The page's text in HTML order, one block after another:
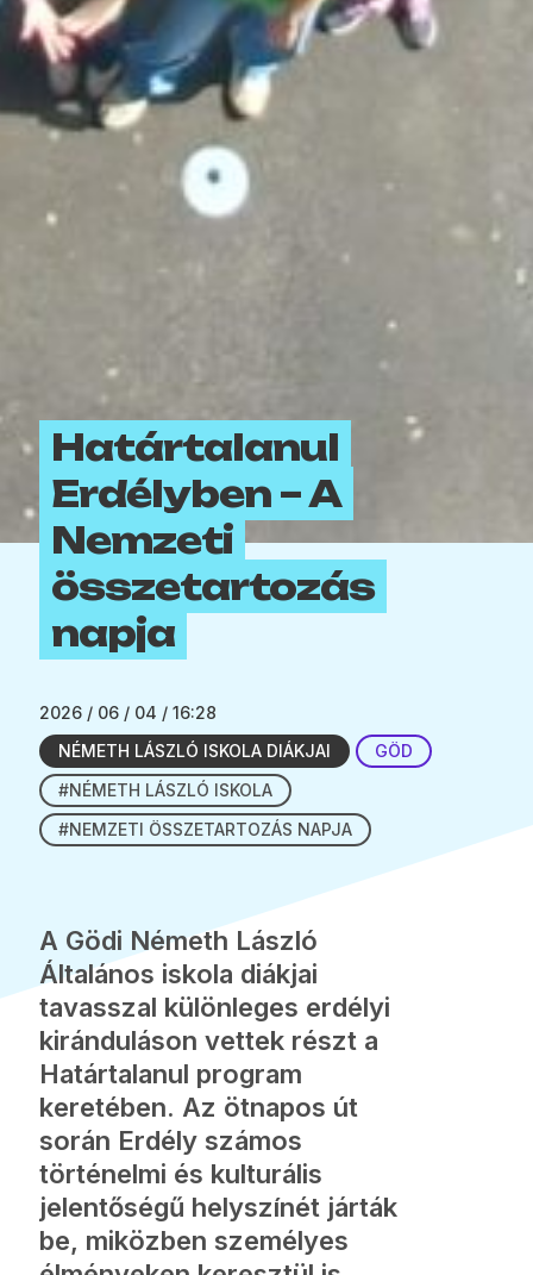
Határtalanul
Erdélyben – A
Nemzeti
összetartozás
napja
2026 / 06 / 04 / 16:28
NÉMETH LÁSZLÓ ISKOLA DIÁKJAI
GÖD
#NÉMETH LÁSZLÓ ISKOLA
#NEMZETI ÖSSZETARTOZÁS NAPJA
A Gödi Németh László
Általános iskola diákjai
tavasszal különleges erdélyi
kiránduláson vettek részt a
Határtalanul program
keretében. Az ötnapos út
során Erdély számos
történelmi és kulturális
jelentőségű helyszínét járták
be, miközben személyes